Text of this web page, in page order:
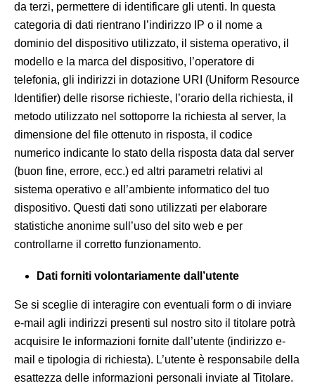
da terzi, permettere di identificare gli utenti. In questa
categoria di dati rientrano l’indirizzo IP o il nome a
dominio del dispositivo utilizzato, il sistema operativo, il
modello e la marca del dispositivo, l’operatore di
telefonia, gli indirizzi in dotazione URI (Uniform Resource
Identifier) delle risorse richieste, l’orario della richiesta, il
metodo utilizzato nel sottoporre la richiesta al server, la
dimensione del file ottenuto in risposta, il codice
numerico indicante lo stato della risposta data dal server
(buon fine, errore, ecc.) ed altri parametri relativi al
sistema operativo e all’ambiente informatico del tuo
dispositivo. Questi dati sono utilizzati per elaborare
statistiche anonime sull’uso del sito web e per
controllarne il corretto funzionamento.
Dati forniti volontariamente dall’utente
Se si sceglie di interagire con eventuali form o di inviare
e-mail agli indirizzi presenti sul nostro sito il titolare potrà
acquisire le informazioni fornite dall’utente (indirizzo e-
mail e tipologia di richiesta). L’utente è responsabile della
esattezza delle informazioni personali inviate al Titolare.